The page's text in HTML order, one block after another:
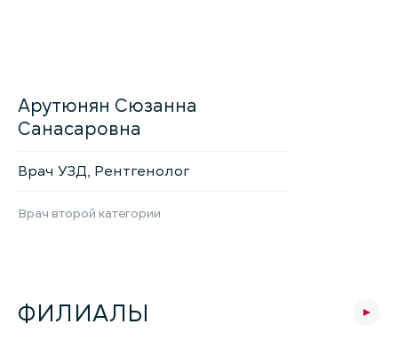
Арутюнян Сюзанна
Санасаровна
Врач УЗД, Рентгенолог
Врач второй категории
ФИЛИАЛЫ